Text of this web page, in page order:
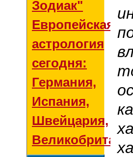
Зодиак"
Европейская
астрология
сегодня:
Германия,
Испания,
Швейцария,